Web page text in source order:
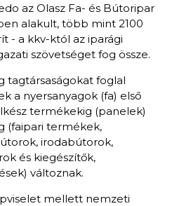
az Olasz Fa- és Bútoripar
alakult, több mint 2100
- a kkv-któl az iparági
szövetséget fog össze.
tagtársaságokat foglal
a nyersanyagok (fa) első
termékekig (panelek)
(faipari termékek,
irodabútorok,
és kiegészítők,
változnak.
mellett nemzeti